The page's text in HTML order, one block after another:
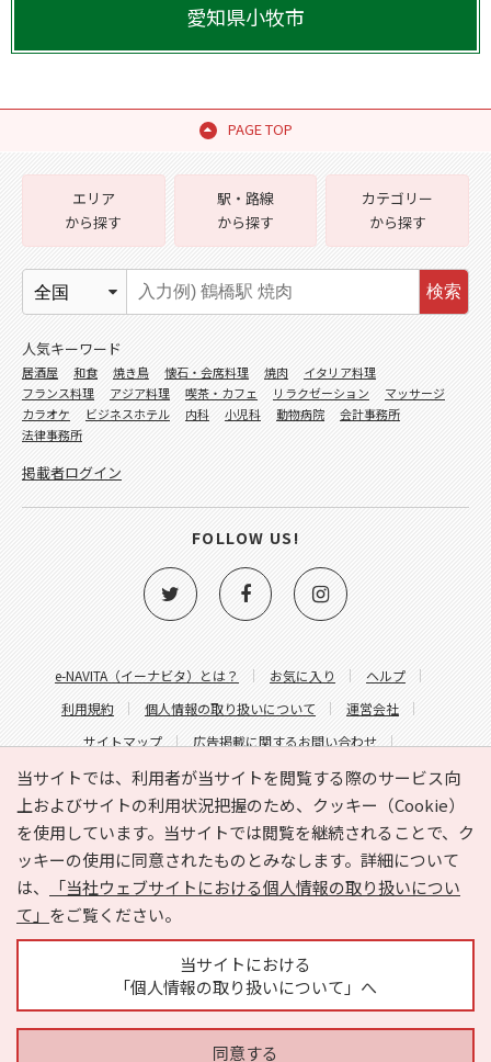
愛知県小牧市
PAGE TOP
当サイトでは、利用者が当サイトを閲覧する際のサービス向
上およびサイトの利用状況把握のため、クッキー（Cookie）
を使用しています。当サイトでは閲覧を継続されることで、ク
ッキーの使用に同意されたものとみなします。詳細について
は、
「当社ウェブサイトにおける個人情報の取り扱いについ
て」 をご覧ください。
当サイトにおける
「個人情報の取り扱いについて」へ
同意する
e-NAVITA（イーナビタ）とは？ お気に入り
ヘルプ
利用規約
個人情報の取り扱いについて
運営会社
サイトマップ
広告掲載に関するお問い合わせ
サイトの内容に関するお問い合わせ
エリア
から探す
駅・路線
から探す
カテゴリー
から探す
検索
人気キーワード
居酒屋 和食 焼き鳥 懐石・会席料理 焼肉
イタリア料理
フランス料理
アジア料理 喫茶・カフェ リラクゼーション
マッサージ
カラオケ
ビジネスホテル 内科 小児科 動物病院
会計事務所
法律事務所
掲載者ログイン
FOLLOW US!
Copyright © HYOJITO.Co.,Ltd. All Rights Reserved.